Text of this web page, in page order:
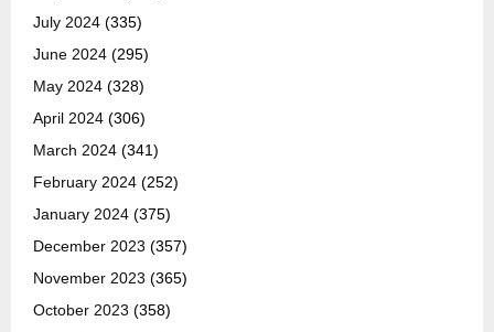
July 2024 (335)
June 2024 (295)
May 2024 (328)
April 2024 (306)
March 2024 (341)
February 2024 (252)
January 2024 (375)
December 2023 (357)
November 2023 (365)
October 2023 (358)